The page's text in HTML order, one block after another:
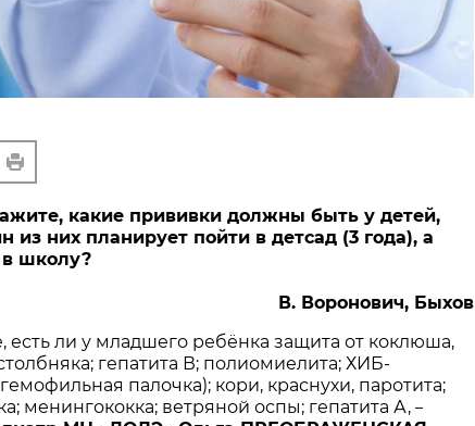
какие прививки должны быть у детей,
из них планирует пойти в детсад (3 года), а
в школу?
В. Воронович, Быхов
есть ли у младшего ребёнка защита от коклюша,
гепатита В; полиомиелита; ХИБ-
палочка); кори, краснухи, паротита;
менингококка; ветряной оспы; гепатита А, –